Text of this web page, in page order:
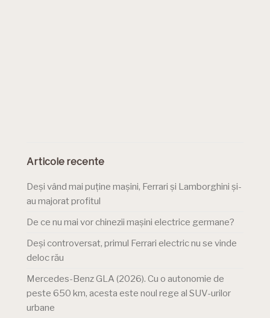
Articole recente
Deși vând mai puține mașini, Ferrari și Lamborghini și-
au majorat profitul
De ce nu mai vor chinezii mașini electrice germane?
Deși controversat, primul Ferrari electric nu se vinde
deloc rău
Mercedes-Benz GLA (2026). Cu o autonomie de
peste 650 km, acesta este noul rege al SUV-urilor
urbane